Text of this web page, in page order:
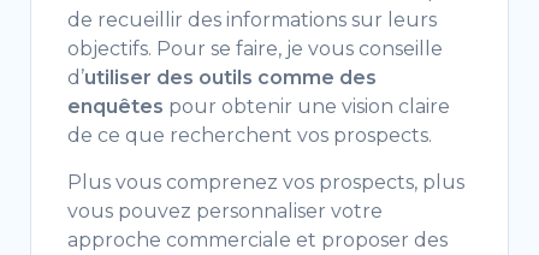
de recueillir des informations sur leurs
objectifs. Pour se faire, je vous conseille
d’utiliser des outils comme des
enquêtes pour obtenir une vision claire
de ce que recherchent vos prospects.
Plus vous comprenez vos prospects, plus
vous pouvez personnaliser votre
approche commerciale et proposer des